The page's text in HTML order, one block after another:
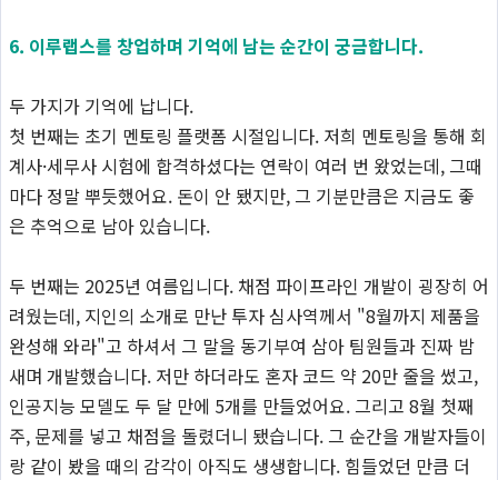
6. 이루랩스를 창업하며 기억에 남는 순간이 궁금합니다.
두 가지가 기억에 납니다.
첫 번째는 초기 멘토링 플랫폼 시절입니다. 저희 멘토링을 통해 회
계사·세무사 시험에 합격하셨다는 연락이 여러 번 왔었는데, 그때
마다 정말 뿌듯했어요. 돈이 안 됐지만, 그 기분만큼은 지금도 좋
은 추억으로 남아 있습니다.
두 번째는 2025년 여름입니다. 채점 파이프라인 개발이 굉장히 어
려웠는데, 지인의 소개로 만난 투자 심사역께서 "8월까지 제품을
완성해 와라"고 하셔서 그 말을 동기부여 삼아 팀원들과 진짜 밤
새며 개발했습니다. 저만 하더라도 혼자 코드 약 20만 줄을 썼고,
인공지능 모델도 두 달 만에 5개를 만들었어요. 그리고 8월 첫째
주, 문제를 넣고 채점을 돌렸더니 됐습니다. 그 순간을 개발자들이
랑 같이 봤을 때의 감각이 아직도 생생합니다. 힘들었던 만큼 더